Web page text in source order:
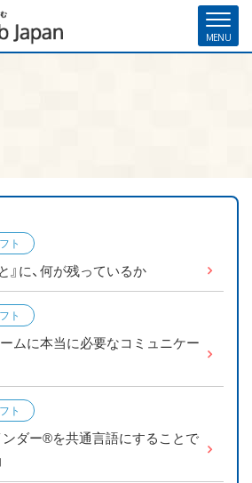
ストレングスファインダー®）
セミナー
支援
ト
レ
ス
』に、何が残っているか
ト
トレムに本当に必要なコミュニケー
ト
レ ダー®を共通言語にすることで